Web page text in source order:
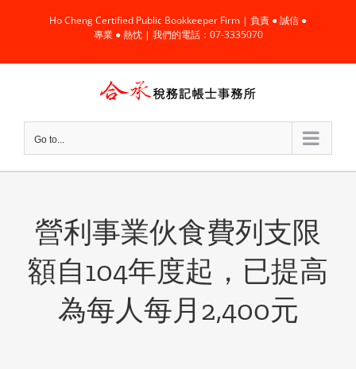
content
Ho Cheng Certified Public Bookkeeper Firm | 負責 ● 誠信 ●
專業 ● 熱忱 | 我們的電話：07-3335070
Go to...
營利事業伙食費列支限
額自104年度起，已提高
為每人每月2,400元